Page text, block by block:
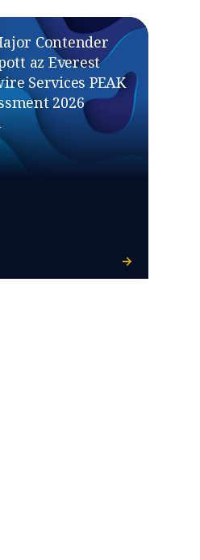
Contender
az Everest
Services PEAK
2026